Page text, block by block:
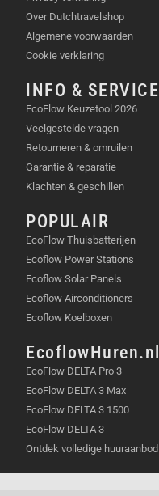
Over Dutchtravelshop
Algemene voorwaarden
Cookie verklaring
INFO & SERVICE
EcoFlow Keuzetool 2026
Veelgestelde vragen
Retourneren & omruilen
Garantie & reparatie
Klachten & geschillen
POPULAIR
EcoFlow Thuisbatterijen
Ecoflow Power Stations
Ecoflow Solar Panels
Ecoflow Airconditioners
Ecoflow Koelboxen
EcoflowHuren.nl
EcoFlow DELTA Pro 3
EcoFlow DELTA 3 Max
EcoFlow DELTA 3 1500
EcoFlow DELTA 3
Ontdek volledige huuraanbod